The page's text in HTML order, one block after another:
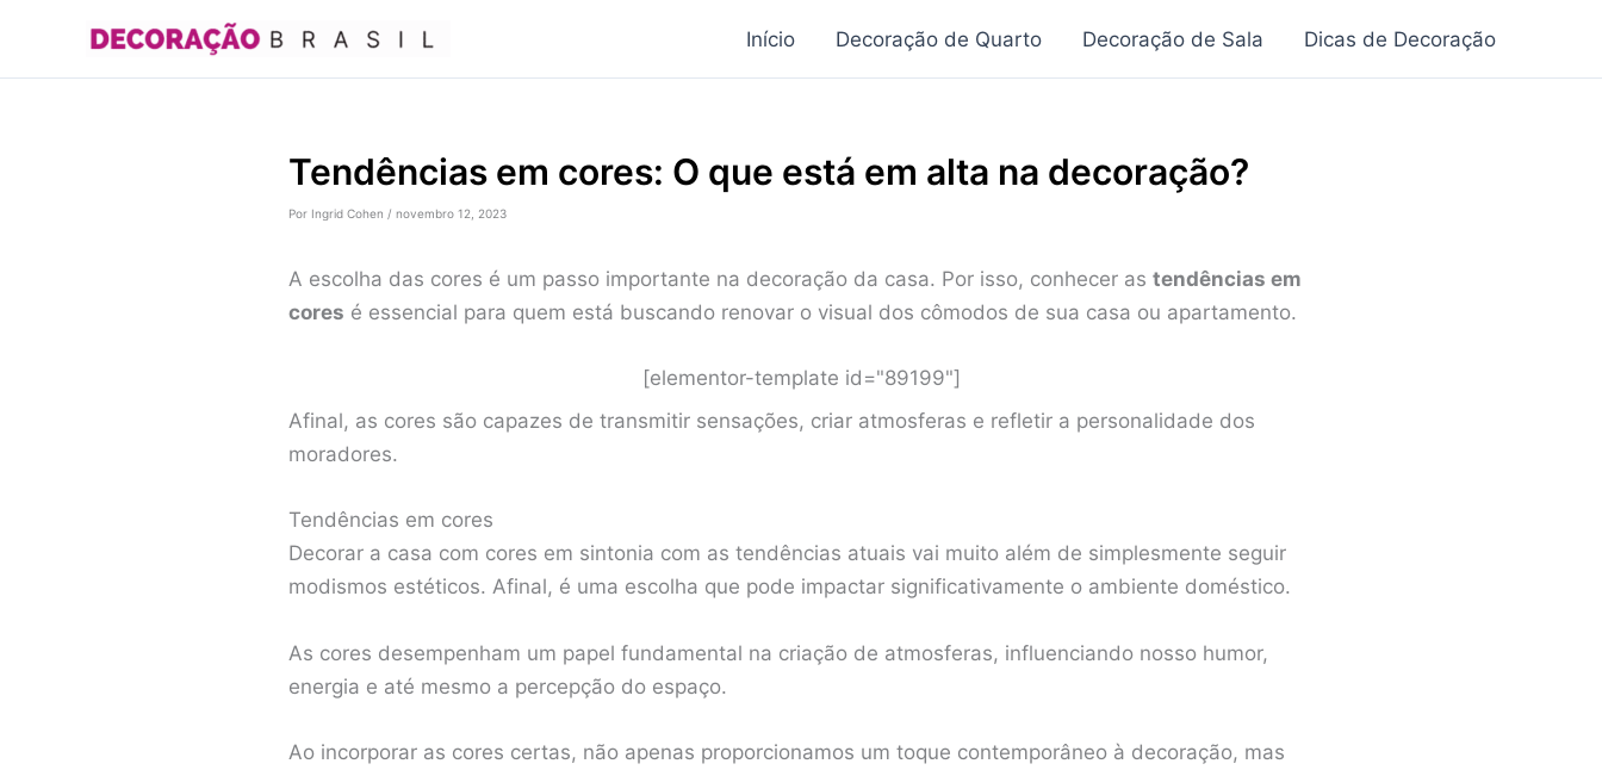
o
Início Decoração de Quarto Decoração de Sala Dicas de Decoração
Tendências em cores: O que está em alta na decoração?
Por Ingrid Cohen / novembro 12, 2023
A escolha das cores é um passo importante na decoração da casa. Por isso, conhecer as tendências em
cores é essencial para quem está buscando renovar o visual dos cômodos de sua casa ou apartamento.
[elementor-template id="89199"]
Afinal, as cores são capazes de transmitir sensações, criar atmosferas e refletir a personalidade dos
moradores.
Tendências em cores
Decorar a casa com cores em sintonia com as tendências atuais vai muito além de simplesmente seguir
modismos estéticos. Afinal, é uma escolha que pode impactar significativamente o ambiente doméstico.
As cores desempenham um papel fundamental na criação de atmosferas, influenciando nosso humor,
energia e até mesmo a percepção do espaço.
Ao incorporar as cores certas, não apenas proporcionamos um toque contemporâneo à decoração, mas